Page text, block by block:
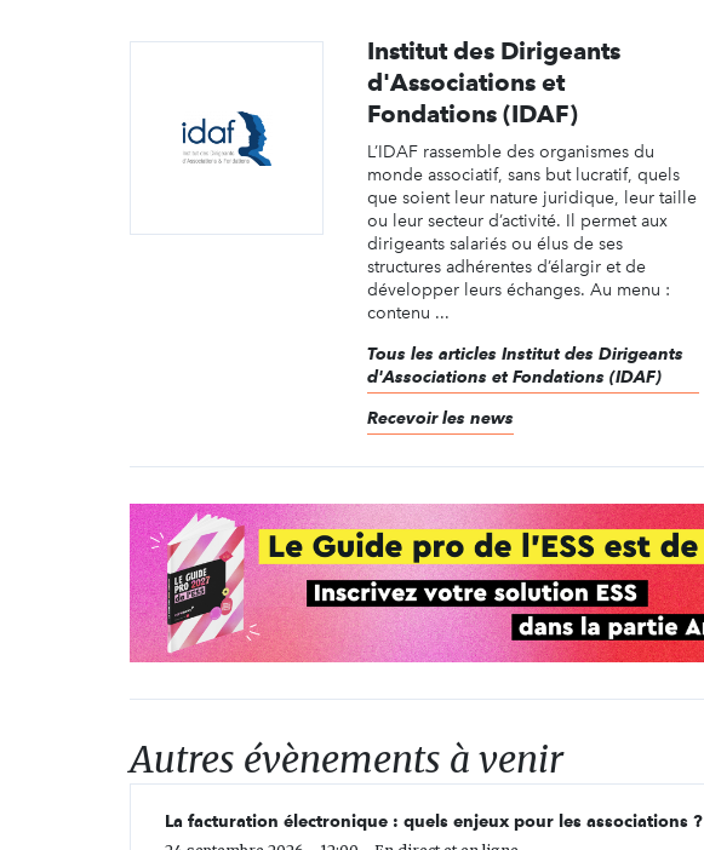
Institut des Dirigeants
d'Associations et
Fondations (IDAF)
L’IDAF rassemble des organismes du
monde associatif, sans but lucratif, quels
que soient leur nature juridique, leur taille
ou leur secteur d’activité. Il permet aux
dirigeants salariés ou élus de ses
structures adhérentes d’élargir et de
développer leurs échanges. Au menu :
contenu ...
Tous les articles Institut des Dirigeants
d'Associations et Fondations (IDAF)
Recevoir les news
Autres évènements à venir
La facturation électronique : quels enjeux pour les associations ?